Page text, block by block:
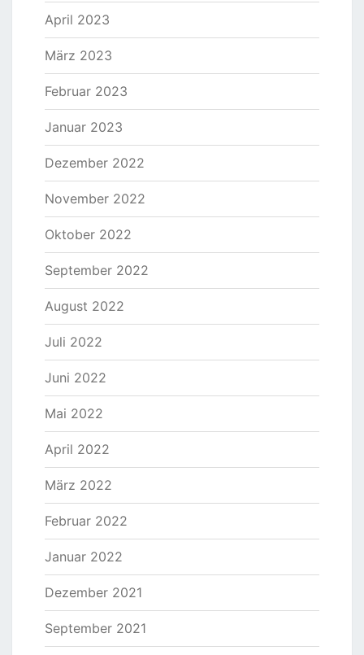
April 2023
März 2023
Februar 2023
Januar 2023
Dezember 2022
November 2022
Oktober 2022
September 2022
August 2022
Juli 2022
Juni 2022
Mai 2022
April 2022
März 2022
Februar 2022
Januar 2022
Dezember 2021
September 2021